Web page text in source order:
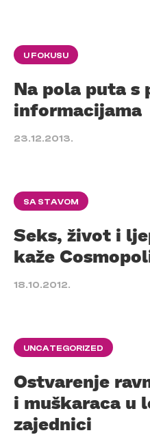
U FOKUSU
Na pola puta s
informacijama
23.12.2013.
SA STAVOM
Seks, život i
kaže
18.10.2012.
UNCATEGORIZED
Ostvarenje
i muškaraca u
zajednici